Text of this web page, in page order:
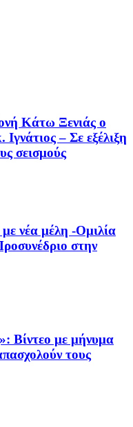
Κάτω Ξενιάς ο
– Σε εξέλιξη
σεισμούς
νέα μέλη -Ομιλία
στην
Βίντεο με μήνυμα
τους